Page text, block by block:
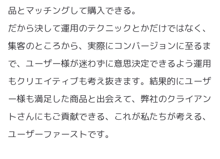
品とマッチングして購入できる。
だから決して運用のテクニックとかだけではなく、
集客のところから、実際にコンバージョンに至るま
で、ユーザー様が迷わずに意思決定できるよう運用
もクリエイティブも考え抜きます。結果的にユーザ
ー様も満足した商品と出会えて、弊社のクライアン
トさんにもご貢献できる、これが私たちが考える、
ユーザーファーストです。